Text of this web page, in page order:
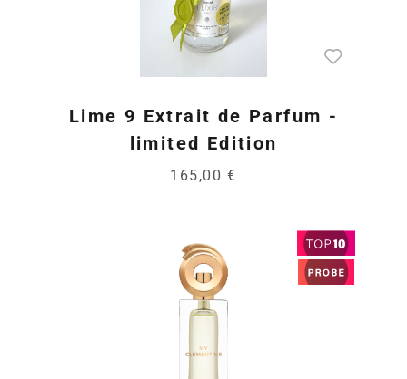
Lime 9 Extrait de Parfum -
limited Edition
165,00 €